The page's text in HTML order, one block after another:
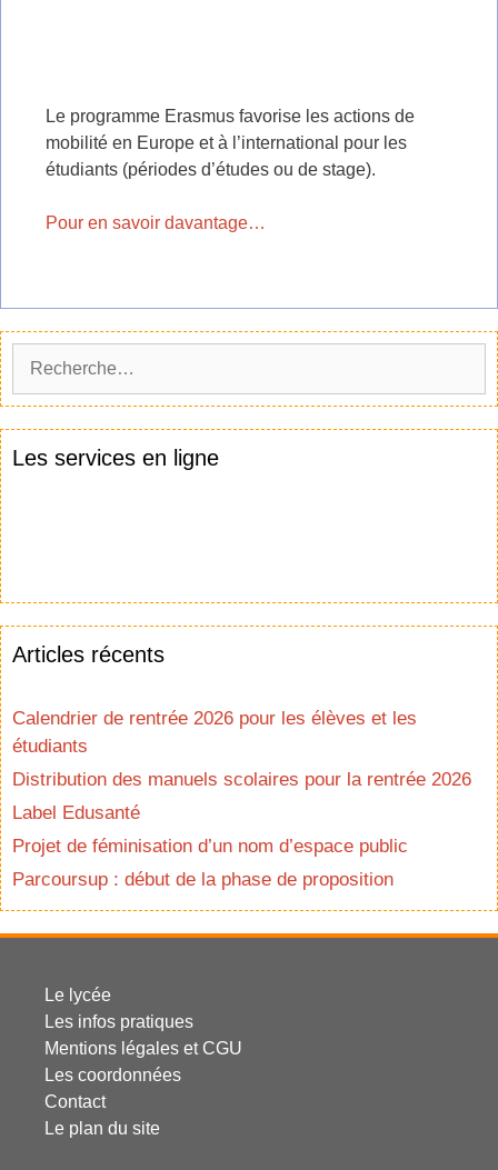
Le programme Erasmus favorise les actions de
mobilité en Europe et à l’international pour les
étudiants (périodes d’études ou de stage).
Pour en savoir davantage…
Les services en ligne
Articles récents
Calendrier de rentrée 2026 pour les élèves et les
étudiants
Distribution des manuels scolaires pour la rentrée 2026
Label Edusanté
Projet de féminisation d’un nom d’espace public
Parcoursup : début de la phase de proposition
Le lycée
Les infos pratiques
Mentions légales et CGU
Les coordonnées
Contact
Le plan du site